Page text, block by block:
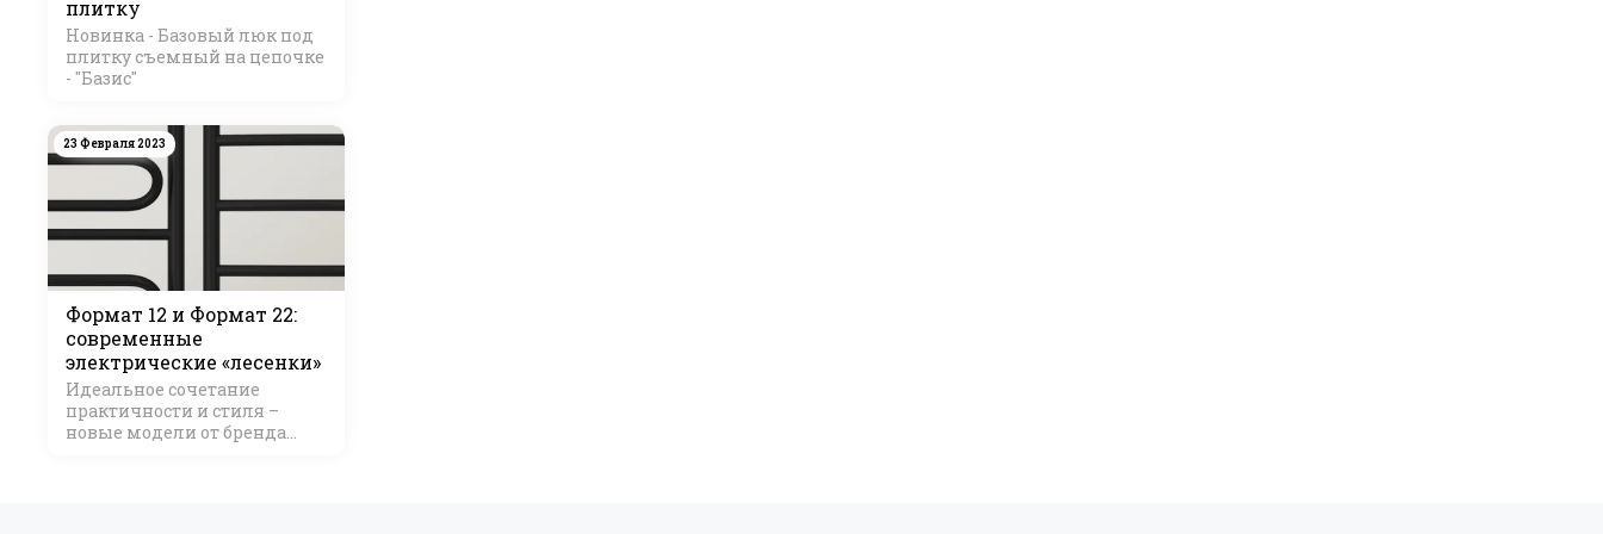
плитку
Новинка - Базовый люк под
плитку съемный на цепочке
- "Базис"
23 Февраля 2023
Формат 12 и Формат 22:
современные
электрические «лесенки»
Идеальное сочетание
практичности и стиля –
новые модели от бренда